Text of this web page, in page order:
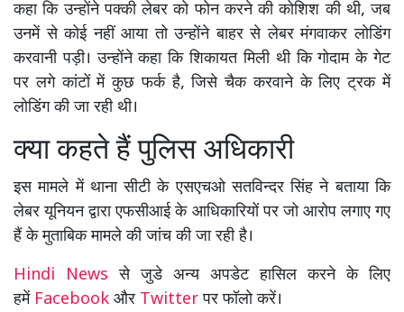
कहा कि उन्होंने पक्की लेबर को फोन करने की कोशिश की थी, जब
उनमें से कोई नहीं आया तो उन्होंने बाहर से लेबर मंगवाकर लोडिंग
करवानी पड़ी। उन्होंने कहा कि शिकायत मिली थी कि गोदाम के गेट
पर लगे कांटों में कुछ फर्क है, जिसे चैक करवाने के लिए ट्रक में
लोडिंग की जा रही थी।
क्या कहते हैं पुलिस अधिकारी
इस मामले में थाना सीटी के एसएचओ सतविन्दर सिंह ने बताया कि
लेबर यूनियन द्वारा एफसीआई के आधिकारियों पर जो आरोप लगाए गए
हैं के मुताबिक मामले की जांच की जा रही है।
Hindi Newsसे जुडे अन्य अपडेट हासिल करने के लिए
हमें Facebook और Twitterपर फॉलो करें।